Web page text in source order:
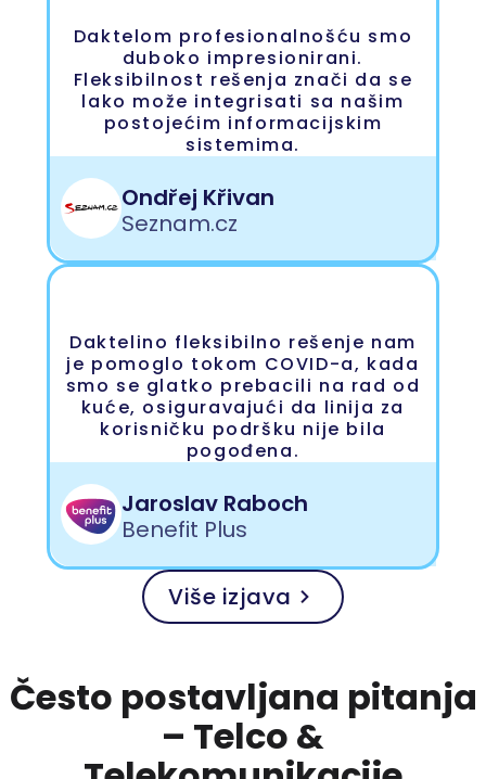
Daktelom profesionalnošću smo
duboko impresionirani.
Fleksibilnost rešenja znači da se
lako može integrisati sa našim
postojećim informacijskim
sistemima.
Ondřej Křivan
Seznam.cz
Daktelino fleksibilno rešenje nam
je pomoglo tokom COVID-a, kada
smo se glatko prebacili na rad od
kuće, osiguravajući da linija za
korisničku podršku nije bila
pogođena.
Jaroslav Raboch
Benefit Plus
Više izjava
Često postavljana pitanja
– Telco &